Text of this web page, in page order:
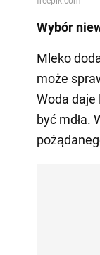
Wybór
Mleko
może
Woda daje
być mdła.